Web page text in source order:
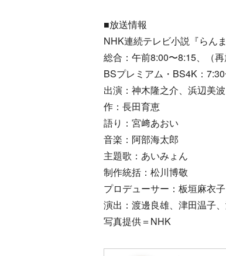
■放送情報
NHK連続テレビ小説『らん
総合：午前8:00〜8:15、（
BSプレミアム・BS4K：
出演：神木隆之介、浜辺美
作：長田育恵
語り：宮﨑あおい
音楽：阿部海太郎
主題歌：あいみょん
制作統括：松川博敬
プロデューサー：板垣麻衣
演出：渡邊良雄、津田温子
写真提供＝NHK